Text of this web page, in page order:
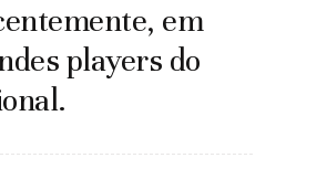
em
players do